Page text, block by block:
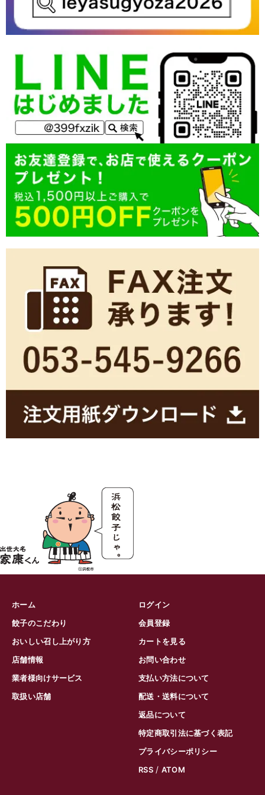
ホーム
餃子のこだわり
おいしい召し上がり方
店舗情報
業者様向けサービス
取扱い店舗
ログイン
会員登録
カートを見る
お問い合わせ
支払い方法について
配送・送料について
返品について
特定商取引法に基づく表記
プライバシーポリシー
RSS/ ATOM